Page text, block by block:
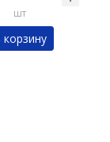
шт
корзину